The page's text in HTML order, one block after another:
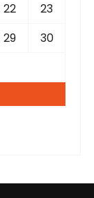
22
23
29
30